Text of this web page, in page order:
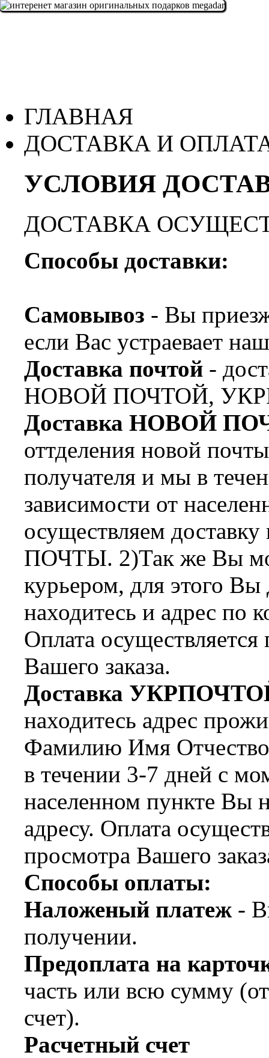
ГЛАВНАЯ
ДОСТАВКА И
УСЛОВИЯ
ДОСТАВКА
Способы доставки:
Самовывоз - Вы
если Вас устраевает
Доставка почтой -
НОВОЙ ПОЧТОЙ,
Доставка НОВОЙ
оттделения новой
получателя и мы в
зависимости от
осуществляем
ПОЧТЫ. 2)Так же Вы
курьером, для этого
находитесь и адрес по
Оплата
Вашего заказа.
Доставка
находитесь адрес
Фамилию Имя Отчество
в течении 3-7 дней с
населенном пункте Вы
адресу. Оплата
просмотра Вашего
Способы оплаты:
Наложеный платеж -
получении.
Предоплата на
часть или всю сумму
счет).
Расчетный счет